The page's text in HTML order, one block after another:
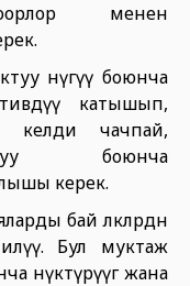
менен
өнүгүү боюнча
катышып,
келди чачпай,
боюнча
керек.
бай өлкөлөрдөн
Бул муктаж
өнүктүрүүгө жана